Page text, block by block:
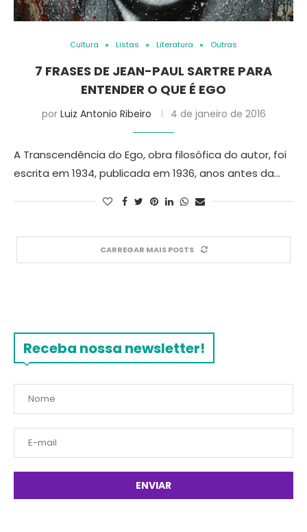
Cultura Listas Literatura Outras
7 FRASES DE JEAN-PAUL SARTRE PARA
ENTENDER O QUE É EGO
por Luiz Antonio Ribeiro 4 de janeiro de 2016
A Transcendência do Ego, obra filosófica do autor, foi
escrita em 1934, publicada em 1936, anos antes da…
CARREGAR MAIS POSTS
Receba nossa newsletter!